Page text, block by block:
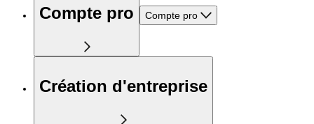
Compte pro Compte pro
Création d'entreprise